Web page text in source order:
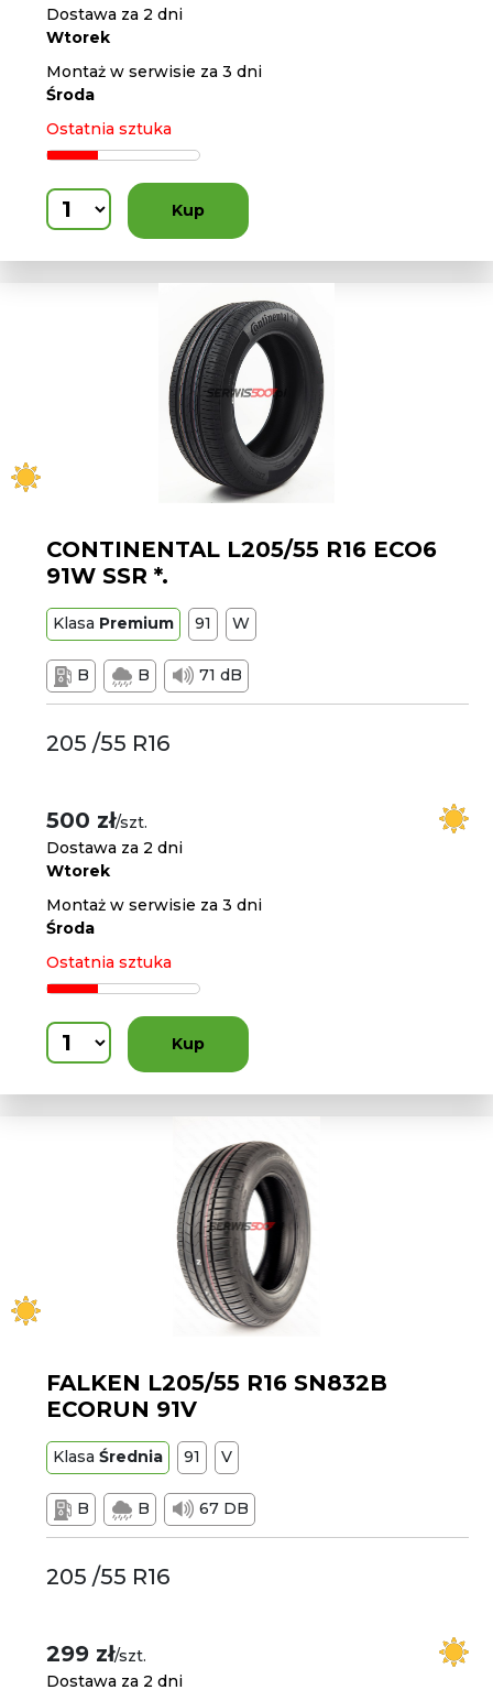
Dostawa za 2 dni
Wtorek
Montaż w serwisie za 3 dni
Środa
Ostatnia sztuka
Kup
CONTINENTAL L205/55 R16 ECO6
91W SSR *.
Klasa Premium 91 W
B B 71 dB
205 /55 R16
500 zł/szt.
Dostawa za 2 dni
Wtorek
Montaż w serwisie za 3 dni
Środa
Ostatnia sztuka
Kup
FALKEN L205/55 R16 SN832B
ECORUN 91V
KlasaŚrednia 91 V
B B 67 DB
205 /55 R16
299 zł/szt.
Dostawa za 2 dni